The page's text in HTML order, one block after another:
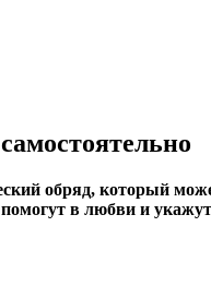
обряд, который
в любви и